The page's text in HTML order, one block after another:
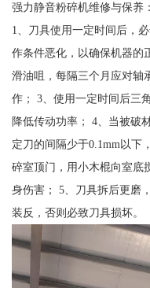
强力静音粉碎机维修与保养
1、刀具使用一定时间后，
作条件恶化，以确保机器的
滑油咀，每隔三个月应对轴
作； 3、使用一定时间后三
降低传动功率； 4、当被破
定刀的间隔少于0.1mm以下
碎室顶门，用小木棍向室底
身伤害； 5、刀具拆后更磨
装反，否则必致刀具损坏。